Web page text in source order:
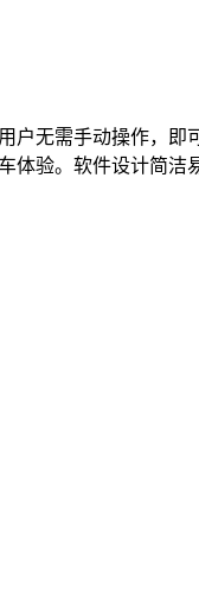
无需手动操作，
验。软件设计简洁